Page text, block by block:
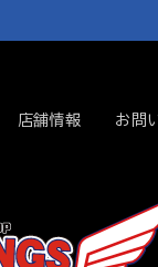
店舗情報 お問